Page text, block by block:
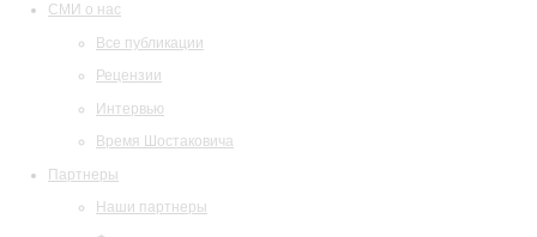
СМИ о нас
Все публикации
Рецензии
Интервью
Время Шостаковича
Партнеры
Наши партнеры